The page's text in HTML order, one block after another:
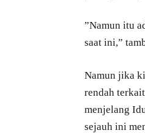
”Namun itu
saat ini,”
Namun jika
rendah
menjelang
sejauh ini